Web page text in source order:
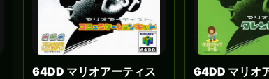
64DD マリオアーティス
64DD マリオ